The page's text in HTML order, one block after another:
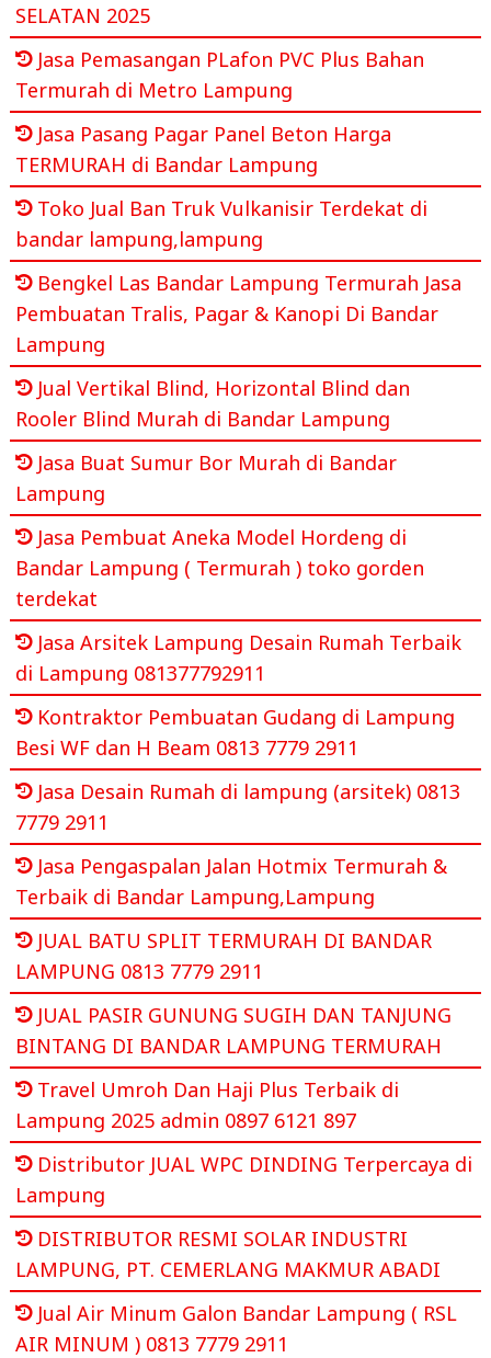
SELATAN 2025
Jasa Pemasangan PLafon PVC Plus Bahan
Termurah di Metro Lampung
Jasa Pasang Pagar Panel Beton Harga
TERMURAH di Bandar Lampung
Toko Jual Ban Truk Vulkanisir Terdekat di
bandar lampung,lampung
Bengkel Las Bandar Lampung Termurah Jasa
Pembuatan Tralis, Pagar & Kanopi Di Bandar
Lampung
Jual Vertikal Blind, Horizontal Blind dan
Rooler Blind Murah di Bandar Lampung
Jasa Buat Sumur Bor Murah di Bandar
Lampung
Jasa Pembuat Aneka Model Hordeng di
Bandar Lampung ( Termurah ) toko gorden
terdekat
Jasa Arsitek Lampung Desain Rumah Terbaik
di Lampung 081377792911
Kontraktor Pembuatan Gudang di Lampung
Besi WF dan H Beam 0813 7779 2911
Jasa Desain Rumah di lampung (arsitek) 0813
7779 2911
Jasa Pengaspalan Jalan Hotmix Termurah &
Terbaik di Bandar Lampung,Lampung
JUAL BATU SPLIT TERMURAH DI BANDAR
LAMPUNG 0813 7779 2911
JUAL PASIR GUNUNG SUGIH DAN TANJUNG
BINTANG DI BANDAR LAMPUNG TERMURAH
Travel Umroh Dan Haji Plus Terbaik di
Lampung 2025 admin 0897 6121 897
Distributor JUAL WPC DINDING Terpercaya di
Lampung
DISTRIBUTOR RESMI SOLAR INDUSTRI
LAMPUNG, PT. CEMERLANG MAKMUR ABADI
Jual Air Minum Galon Bandar Lampung ( RSL
AIR MINUM ) 0813 7779 2911